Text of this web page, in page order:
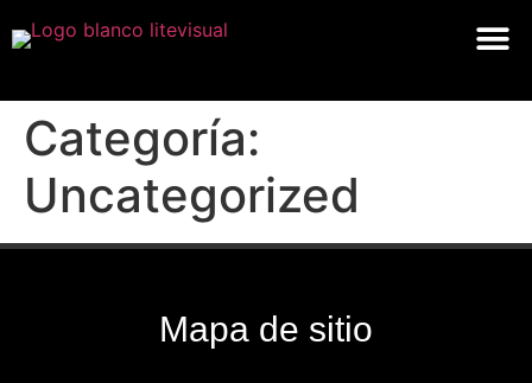
Categoría:
Uncategorized
Mapa de sitio